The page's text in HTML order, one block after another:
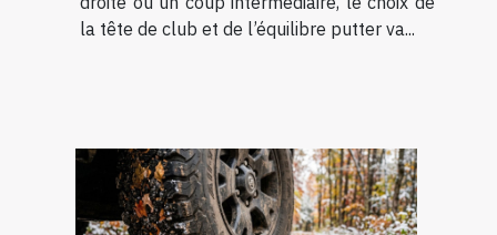
la tête de club et de l’équilibre putter va...